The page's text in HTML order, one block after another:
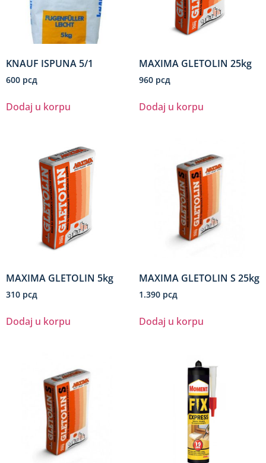
KNAUF ISPUNA 5/1
600 рсд
Dodaj u korpu
MAXIMA GLETOLIN 25kg
960 рсд
Dodaj u korpu
MAXIMA GLETOLIN 5kg
310 рсд
Dodaj u korpu
MAXIMA GLETOLIN S 25kg
1.390 рсд
Dodaj u korpu